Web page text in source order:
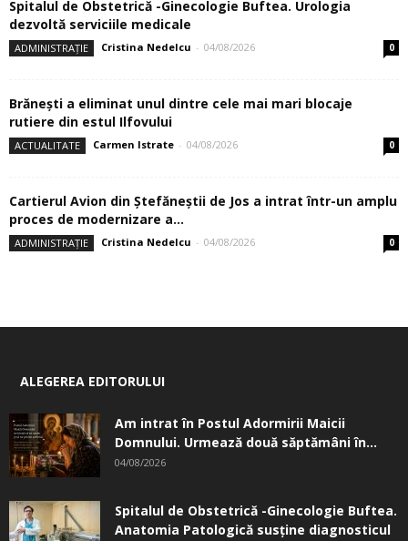
Spitalul de Obstetrică -Ginecologie Buftea. Urologia
dezvoltă serviciile medicale
ADMINISTRAȚIE Cristina Nedelcu - 04/08/2026 0
Brănești a eliminat unul dintre cele mai mari blocaje
rutiere din estul Ilfovului
ACTUALITATE Carmen Istrate - 04/08/2026 0
Cartierul Avion din Ştefăneştii de Jos a intrat într-un amplu
proces de modernizare a...
ADMINISTRAȚIE Cristina Nedelcu - 04/08/2026 0
ALEGEREA EDITORULUI
Am intrat în Postul Adormirii Maicii
Domnului. Urmează două săptămâni în...
04/08/2026
Spitalul de Obstetrică -Ginecologie Buftea.
Anatomia Patologică susţine diagnosticul